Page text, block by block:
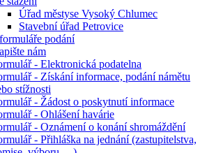
Úřad městyse Vysoký Chlumec
Stavební úřad Petrovice
podání
nám
- Elektronická podatelna
- Získání informace, podání námětu
stížnosti
- Žádost o poskytnutí informace
- Ohlášení havárie
- Oznámení o konání shromáždění
- Přihláška na jednání (zastupitelstva,